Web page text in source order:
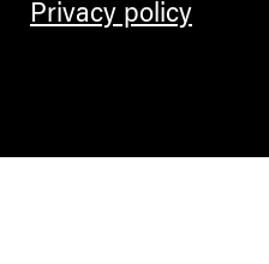
Privacy policy